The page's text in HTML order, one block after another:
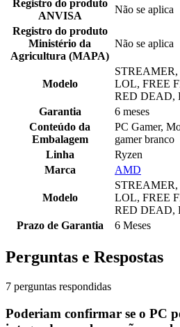
Registro do produto
ANVISA
Não se aplica
Registro do produto
Ministério da
Agricultura (MAPA)
Não se aplica
Modelo
LOL, FREE
RED DEAD,
Garantia
6 meses
Conteúdo da
Embalagem
PC Gamer,
gamer branco
Linha
Ryzen
Marca
AMD
Modelo
LOL, FREE
RED DEAD,
Prazo de Garantia
6 Meses
Perguntas e Respostas
7 perguntas respondidas
Poderiam confirmar se o PC